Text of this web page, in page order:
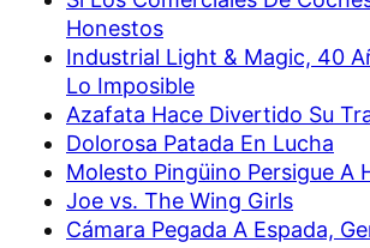
Honestos
Industrial Light & Magic, 40
Lo Imposible
Azafata Hace Divertido Su
Dolorosa Patada En Lucha
Molesto Pingüino Persigue A
Joe vs. The Wing Girls
Cámara Pegada A Espada,